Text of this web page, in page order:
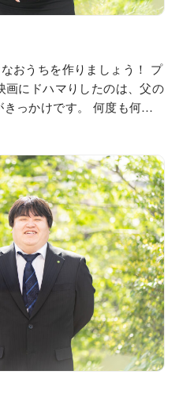
おうちを作りましょう！ プ
画にドハマりしたのは、父の
っかけです。 何度も何度
るようで、一緒にスパイダ